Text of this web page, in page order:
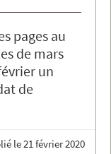
pages au
de mars
un
de
le21 février 2020